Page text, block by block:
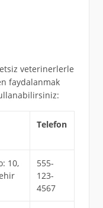
veterinerlerle
faydalanmak
Telefon
10,
555-
123-
4567